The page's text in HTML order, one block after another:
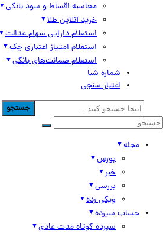
محاسبه اقساط و سود بانکی
خرید آنلاین طلا
استعلام دارایی سهام عدالت
استعلام امتیاز اعتباری چک
استعلام ضمانت‌های بانکی
شماره شبا
اعتبار سنجی
جستجو
مجله
بورس
خبر
بررسی
ویکی رده
حساب سپرده
سپرده کوتاه مدت عادی